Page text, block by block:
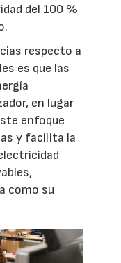
del 100 %
respecto a
es que las
en lugar
enfoque
y facilita la
como su